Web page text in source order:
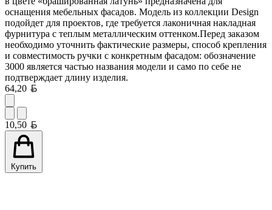
оснащения мебельных фасадов. Модель из коллекции Design
подойдет для проектов, где требуется лаконичная накладная
фурнитура с теплым металлическим оттенком.Перед заказом
необходимо уточнить фактические размеры, способ крепления
и совместимость ручки с конкретным фасадом: обозначение
3000 является частью названия модели и само по себе не
подтверждает длину изделия.
64,20
10,50
Купить